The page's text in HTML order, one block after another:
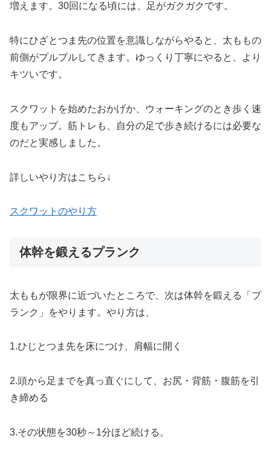
増えます。30回になる頃には、足がガクガクです。
特にひざとつま先の位置を意識しながらやると、太ももの
前側がプルプルしてきます。ゆっくり丁寧にやると、より
キツいです。
スクワットを始めたおかげか、ウォーキングのとき歩く速
度もアップ。筋トレも、自分の足で歩き続けるには必要な
のだと実感しました。
詳しいやり方はこちら↓
スクワットのやり方
体幹を鍛えるプランク
太ももが限界に近づいたところで、次は体幹を鍛える「プ
ランク」をやります。やり方は、
1.ひじとつま先を床につけ、肩幅に開く
2.頭から足までを真っ直ぐにして、お尻・背筋・腹筋を引
き締める
3.その状態を30秒～1分ほど続ける。